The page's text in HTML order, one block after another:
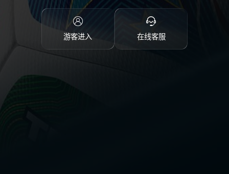
游客进入 在线客服